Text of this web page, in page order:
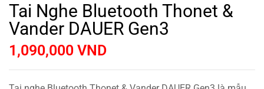
Tai Nghe Bluetooth Thonet &
Vander DAUER Gen3
1,090,000 VND